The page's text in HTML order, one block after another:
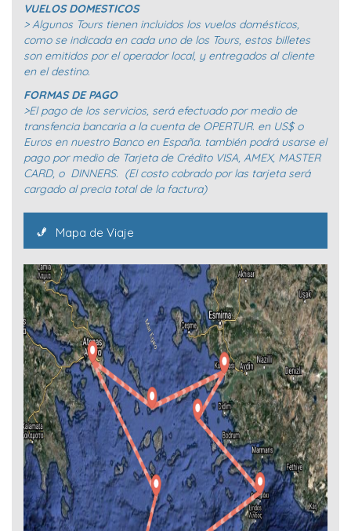
VUELOS DOMESTICOS
> Algunos Tours tienen incluidos los vuelos domésticos,
como se indicada en cada uno de los Tours, estos billetes
son emitidos por el operador local, y entregados al cliente
en el destino.
FORMAS DE PAGO
>El pago de los servicios, será efectuado por medio de
transfencia bancaria a la cuenta de OPERTUR. en US$ o
Euros en nuestro Banco en España. también podrá usarse el
pago por medio de Tarjeta de Crédito VISA, AMEX, MASTER
CARD, o DINNERS. (El costo cobrado por las tarjeta será
cargado al precia total de la factura)
Mapa de Viaje